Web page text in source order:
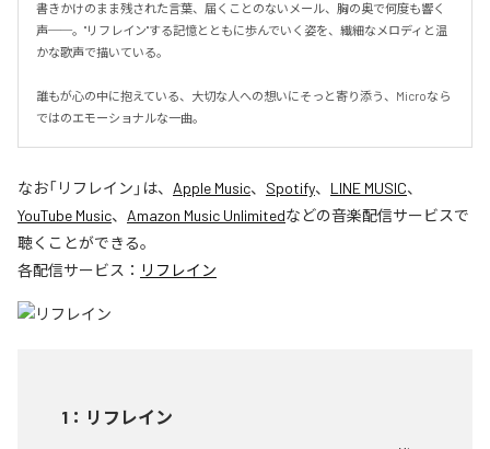
書きかけのまま残された言葉、届くことのないメール、胸の奥で何度も響く
声──。"リフレイン"する記憶とともに歩んでいく姿を、繊細なメロディと温
かな歌声で描いている。
誰もが心の中に抱えている、大切な人への想いにそっと寄り添う、Microなら
ではのエモーショナルな一曲。
なお「リフレイン 」は、 Apple Music、 Spotify、 LINE MUSIC、
YouTube Music、 Amazon Music Unlimitedなどの音楽配信サービスで
聴くことができる。
各配信サービス： リフレイン
1 ： リフレイン